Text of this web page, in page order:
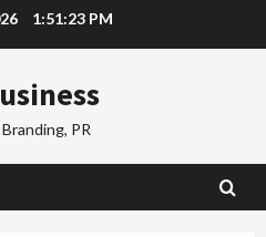
1:51:24 PM
PR